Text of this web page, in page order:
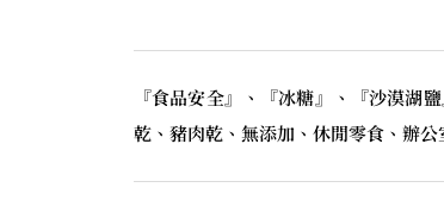
『食品安全』、『冰糖』、『沙漠湖
乾、豬肉乾、無添加、休閒零食、辦